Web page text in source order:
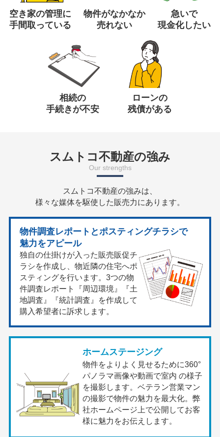
空き家の管理に
手間取っている
物件がなかなか
売れない
急いで
現金化したい
相続の
手続きが不安
ローンの
残債がある
スムトコ不動産の強み
Our strengths
スムトコ不動産の強みは、
様々な媒体を駆使した販売力にあります。
物件調査レポートとポスティングチラシで
魅力をアピール
独自の仕掛けが入った販売販促チ
ラシを作成し、物近隣の住宅へポ
スティングを行います。3つの物
件調査レポート『周辺環境』『土
地調査』『統計調査』を作成して
購入希望者に訴求します。
ホームステージング
物件をよりよく見せるために360°
パノラマ画像や動画で室内 の様子
を撮影します。ベテラン営業マン
の撮影で物件の魅力を最大化。弊
社ホームページ上で公開してお客
様に魅力をお伝えします。